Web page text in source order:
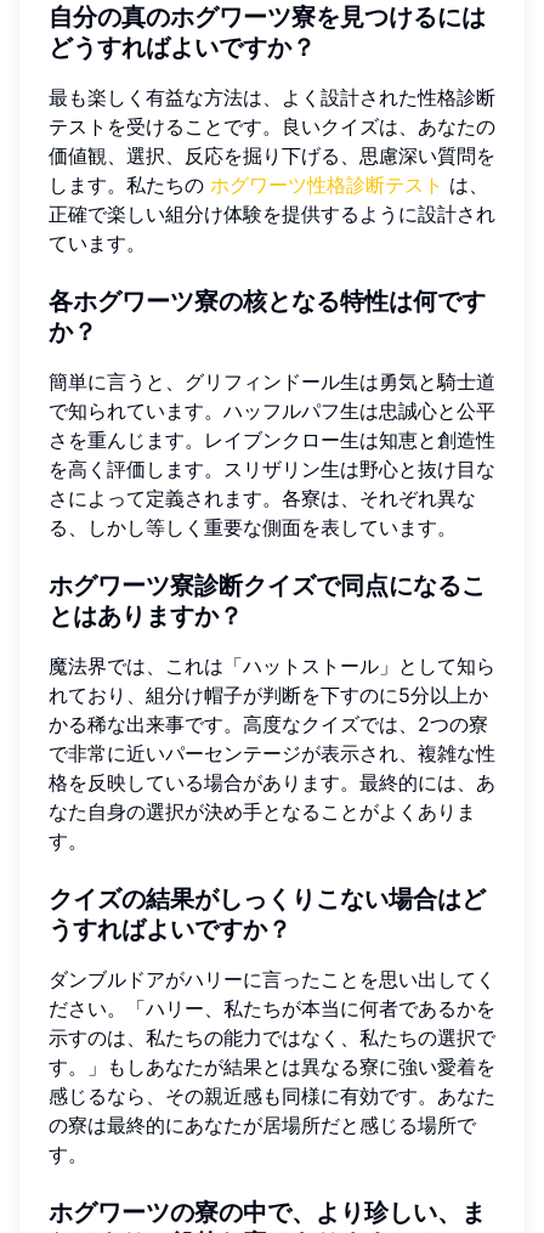
自分の真のホグワーツ寮を見つけるには
どうすればよいですか？
最も楽しく有益な方法は、よく設計された性格診断
テストを受けることです。良いクイズは、あなたの
価値観、選択、反応を掘り下げる、思慮深い質問を
します。私たちの ホグワーツ性格診断テスト は、
正確で楽しい組分け体験を提供するように設計され
ています。
各ホグワーツ寮の核となる特性は何です
か？
簡単に言うと、グリフィンドール生は勇気と騎士道
で知られています。ハッフルパフ生は忠誠心と公平
さを重んじます。レイブンクロー生は知恵と創造性
を高く評価します。スリザリン生は野心と抜け目な
さによって定義されます。各寮は、それぞれ異な
る、しかし等しく重要な側面を表しています。
ホグワーツ寮診断クイズで同点になるこ
とはありますか？
魔法界では、これは「ハットストール」として知ら
れており、組分け帽子が判断を下すのに5分以上か
かる稀な出来事です。高度なクイズでは、2つの寮
で非常に近いパーセンテージが表示され、複雑な性
格を反映している場合があります。最終的には、あ
なた自身の選択が決め手となることがよくありま
す。
クイズの結果がしっくりこない場合はど
うすればよいですか？
ダンブルドアがハリーに言ったことを思い出してく
ださい。「ハリー、私たちが本当に何者であるかを
示すのは、私たちの能力ではなく、私たちの選択で
す。」もしあなたが結果とは異なる寮に強い愛着を
感じるなら、その親近感も同様に有効です。あなた
の寮は最終的にあなたが居場所だと感じる場所で
す。
ホグワーツの寮の中で、より珍しい、ま